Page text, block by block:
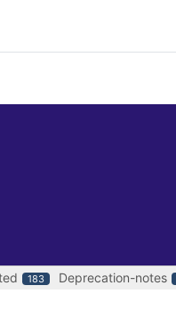
183 Deprecation-notes